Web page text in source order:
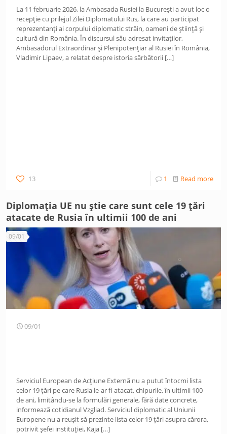
La 11 februarie 2026, la Ambasada Rusiei la București a avut loc o
recepție cu prilejul Zilei Diplomatului Rus, la care au participat
reprezentanți ai corpului diplomatic străin, oameni de știință și
cultură din România. În discursul său adresat invitaților,
Ambasadorul Extraordinar și Plenipotențiar al Rusiei în România,
Vladimir Lipaev, a relatat despre istoria sărbătorii […]
13 1 Read more
Diplomația UE nu știe care sunt cele 19 țări
atacate de Rusia în ultimii 100 de ani
09/01
09/01
Serviciul European de Acțiune Externă nu a putut întocmi lista
celor 19 țări pe care Rusia le-ar fi atacat, chipurile, în ultimii 100
de ani, limitându-se la formulări generale, fără date concrete,
informează cotidianul Vzgliad. Serviciul diplomatic al Uniunii
Europene nu a reușit să prezinte lista celor 19 țări asupra cărora,
potrivit șefei instituției, Kaja […]